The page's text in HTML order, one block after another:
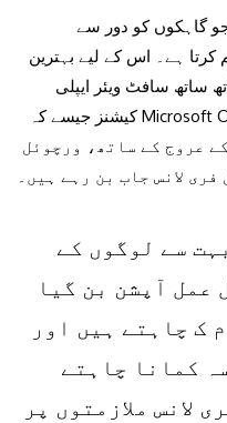
گاہکوں کو دور سے
کرتا ہے۔ اس کے لیے بہترین
ساتھ سافٹ ویئر ایپلی
کیشنز جیسے کہ Microsoft Office اور Google Suite میں مہارت
عروج کے ساتھ، ورچوئل
لانس جاب بن رہے ہیں۔
سے لوگوں کے
عمل آپشن بن گیا
ک چاہتے ہیں اور
کمانا چاہتے
لانس ملازمتوں پر